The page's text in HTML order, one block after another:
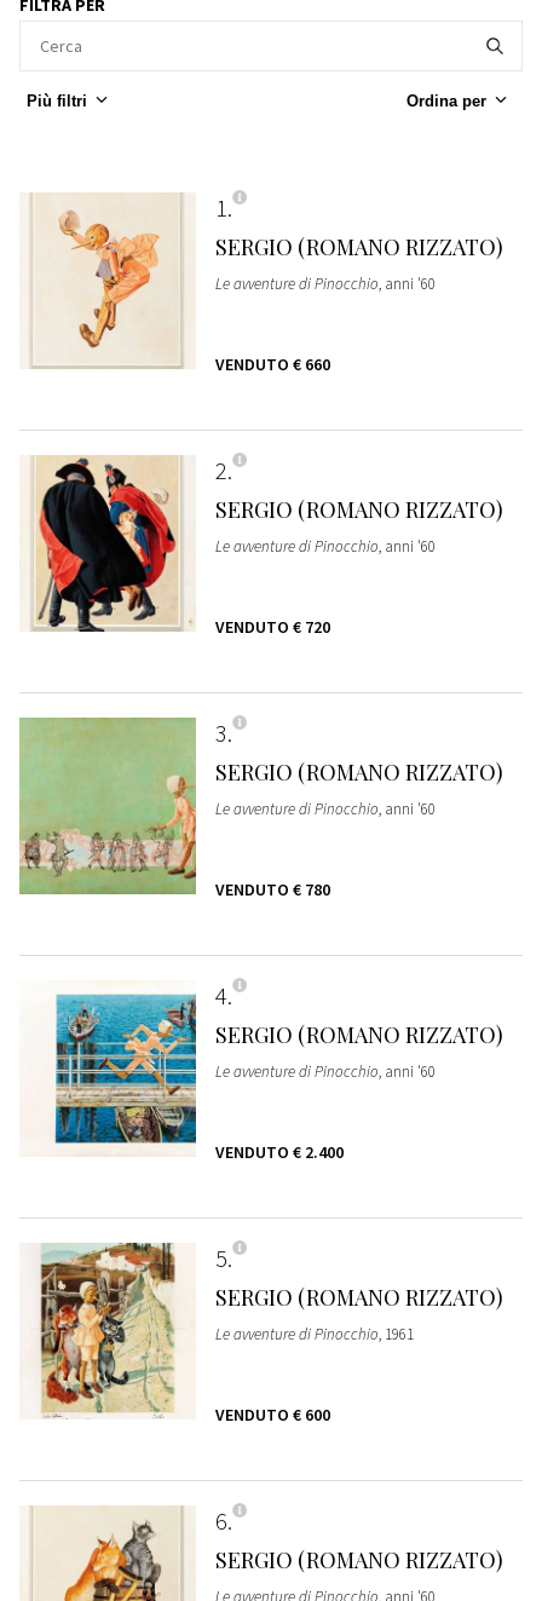
FILTRA PER
Più filtri Ordina per
1
SERGIO (ROMANO RIZZATO)
Le avventure di Pinocchio, anni '60
VENDUTO € 660
2
SERGIO (ROMANO RIZZATO)
Le avventure di Pinocchio, anni '60
VENDUTO € 720
3
SERGIO (ROMANO RIZZATO)
Le avventure di Pinocchio, anni '60
VENDUTO € 780
4
SERGIO (ROMANO RIZZATO)
Le avventure di Pinocchio, anni '60
VENDUTO € 2.400
5
SERGIO (ROMANO RIZZATO)
Le avventure di Pinocchio, 1961
VENDUTO € 600
6
SERGIO (ROMANO RIZZATO)